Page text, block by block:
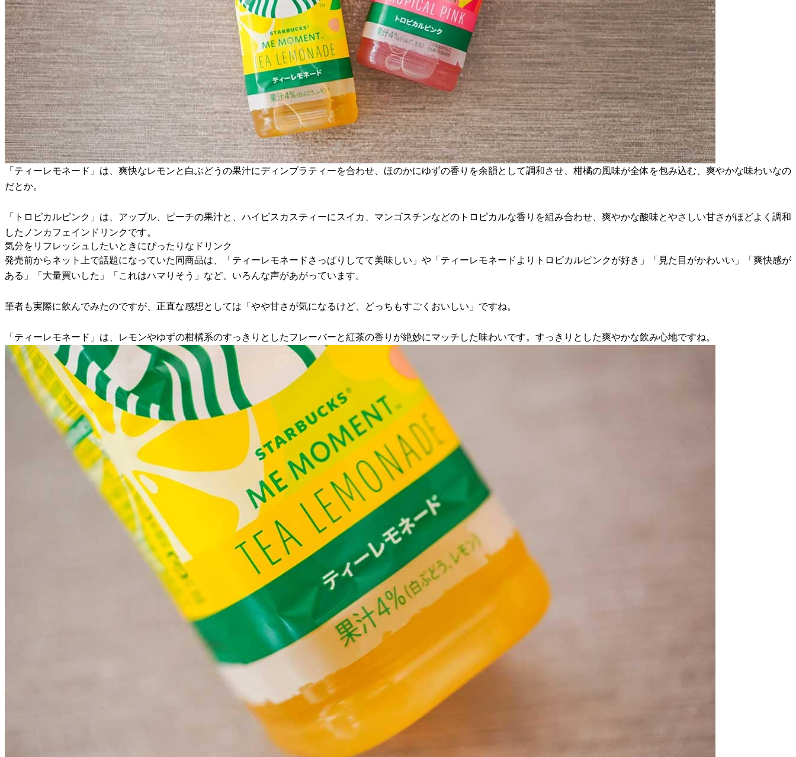
「ティーレモネード」は、爽快なレモンと白ぶどうの果汁にディンブラティーを合わせ、ほのかにゆずの香りを余韻として調和させ、柑橘の風味が全体を包み込む、爽やかな味わいなの
だとか。
「トロピカルピンク」は、アップル、ピーチの果汁と、ハイビスカスティーにスイカ、マンゴスチンなどのトロピカルな香りを組み合わせ、爽やかな酸味とやさしい甘さがほどよく調和
したノンカフェインドリンクです。
気分をリフレッシュしたいときにぴったりなドリンク
発売前からネット上で話題になっていた同商品は、「ティーレモネードさっぱりしてて美味しい」や「ティーレモネードよりトロピカルピンクが好き」「見た目がかわいい」「爽快感が
ある」「大量買いした」「これはハマりそう」など、いろんな声があがっています。
筆者も実際に飲んでみたのですが、正直な感想としては「やや甘さが気になるけど、どっちもすごくおいしい」ですね。
「ティーレモネード」は、レモンやゆずの柑橘系のすっきりとしたフレーバーと紅茶の香りが絶妙にマッチした味わいです。すっきりとした爽やかな飲み心地ですね。